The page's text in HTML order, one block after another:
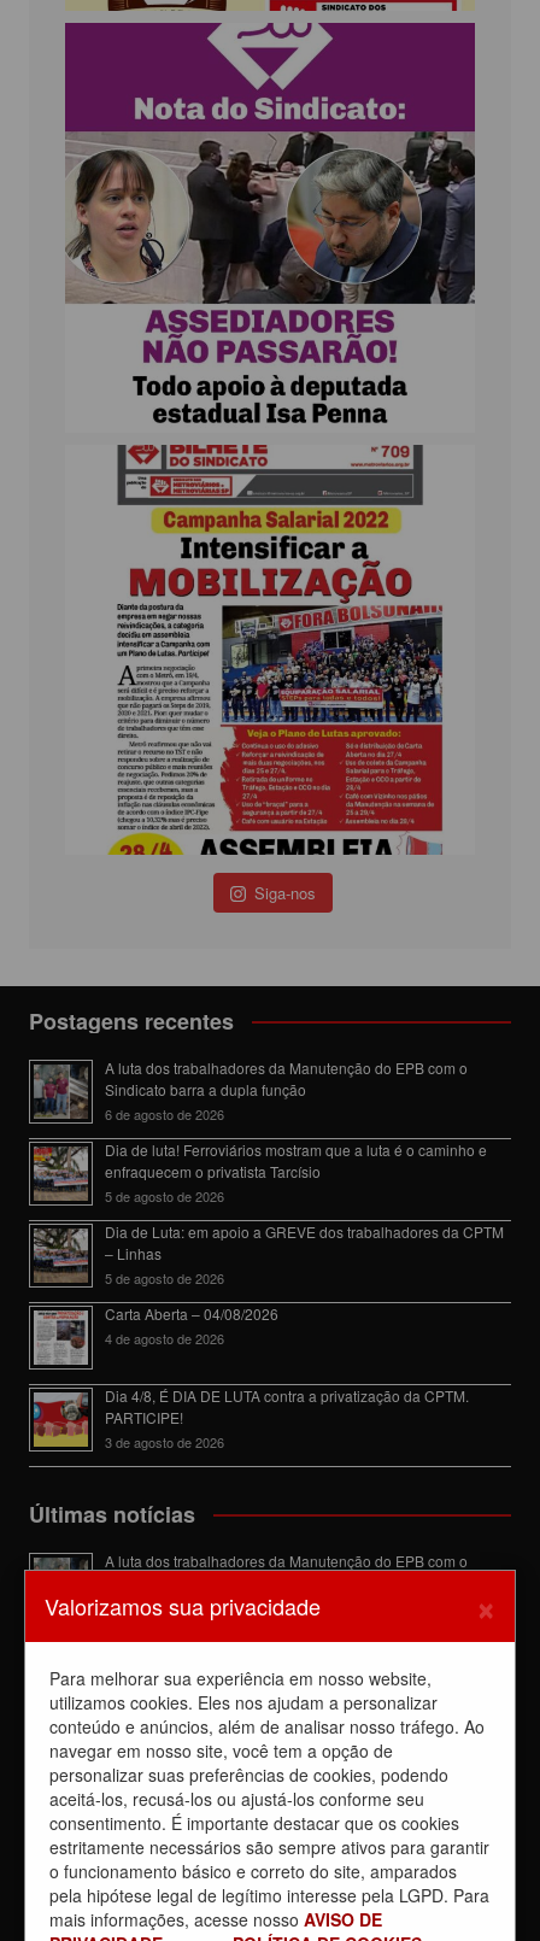
Siga-nos
Postagens recentes
A luta dos trabalhadores da Manutenção do EPB com o
Sindicato barra a dupla função
6 de agosto de 2026
Dia de luta! Ferroviários mostram que a luta é o caminho e
enfraquecem o privatista Tarcísio
5 de agosto de 2026
Dia de Luta: em apoio a GREVE dos trabalhadores da CPTM
– Linhas
5 de agosto de 2026
Carta Aberta – 04/08/2026
4 de agosto de 2026
Dia 4/8, É DIA DE LUTA contra a privatização da CPTM.
PARTICIPE!
3 de agosto de 2026
Últimas notícias
A luta dos trabalhadores da Manutenção do EPB com o
6 de agosto de 2026
Dia de luta! Ferroviários mostram que a luta é o caminho e
5 de agosto de 2026
Dia 4/8, É DIA DE LUTA contra a privatização da CPTM.
PARTICIPE!
3 de agosto de 2026
Reunião com Manutenção do EPB, com a Inspeção de Via e
com a chefia da área
31 de julho de 2026
Sobre a REUNIÃO entre o Sindicato e o Metrus
30 de julho de 2026
Valorizamos sua privacidade ×
Para melhorar sua experiência em nosso website,
utilizamos cookies. Eles nos ajudam a personalizar
conteúdo e anúncios, além de analisar nosso tráfego. Ao
navegar em nosso site, você tem a opção de
personalizar suas preferências de cookies, podendo
aceitá-los, recusá-los ou ajustá-los conforme seu
consentimento. É importante destacar que os cookies
estritamente necessários são sempre ativos para garantir
o funcionamento básico e correto do site, amparados
pela hipótese legal de legítimo interesse pela LGPD. Para
mais informações, acesse nosso AVISO DE